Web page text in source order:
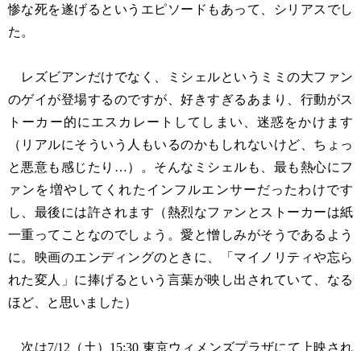
惨な死を遂げるというエピソードもあって、シリアスでし
た。
レズビアンだけでなく、ミシェルというミミの大ファン
のゲイが登場するのですが、好きすぎるあまり、行動がス
トーカー的にエスカレートしてしまい、迷惑をかけます
（リアルにそういう人もいるのかもしれないけど、ちょっ
と悪意も感じたり…）。そんなミシェルも、最も熱心にフ
ァンを増やしてくれたインフルエンサーだったわけです
し、最後には許されます（熱烈なファンとストーカーは紙
一重ってことなのでしょう。愛と憎しみがそうであるよう
に。映画のエンディングのときに、「マイノリティや忘ら
れた変人」に捧げるという言葉が映し出されていて、なる
ほど、と思いました）
次は7/12（土）15:30 東京ウィメンズプラザにて上映され